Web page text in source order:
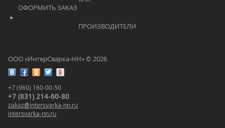
ООО «ИнтерСварка-НН» © 2026
+7 (960) 160-00-50
+7 (831) 214-60-80
zakaz@intersvarka-nn.ru
intersvarka-nn.ru